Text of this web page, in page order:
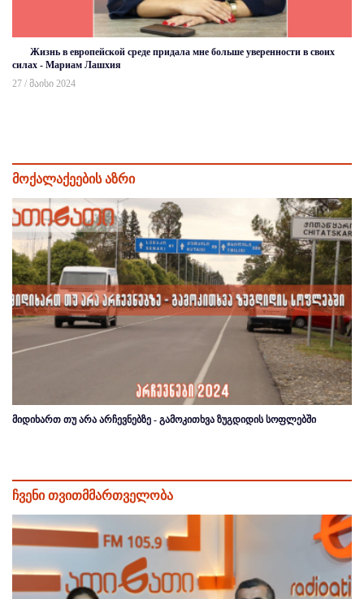
Жизнь в европейской среде придала мне больше уверенности в своих
силах - Мариам Лашхия
27 / მაისი 2024
მოქალაქეების აზრი
მიდიხართ თუ არა არჩევნებზე - გამოკითხვა ზუგდიდის სოფლებში
ჩვენი თვითმმართველობა